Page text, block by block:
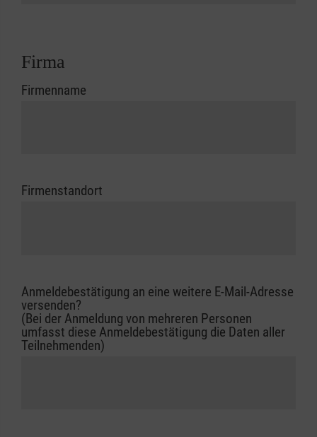
Firma
Firmenname
Firmenstandort
Anmeldebestätigung an eine weitere E-Mail-Adresse
versenden?
(Bei der Anmeldung von mehreren Personen
umfasst diese Anmeldebestätigung die Daten aller
Teilnehmenden)